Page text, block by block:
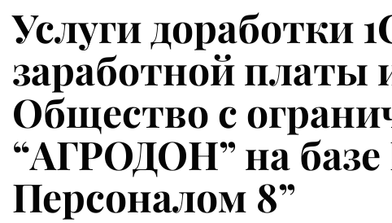
Услуги доработки
заработной платы
Общество с
“АГРОДОН” на
Персоналом 8”